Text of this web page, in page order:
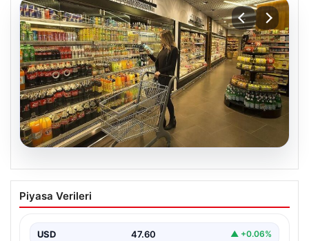
Enflasyon verileri ne zaman
açıklanacak? 2026 TÜİK mart ayı
Piyasa Verileri
USD 47.60 ▲ +0.06%